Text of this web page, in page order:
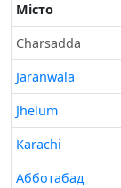
Місто
Charsadda
Jaranwala
Jhelum
Karachi
Абботабад